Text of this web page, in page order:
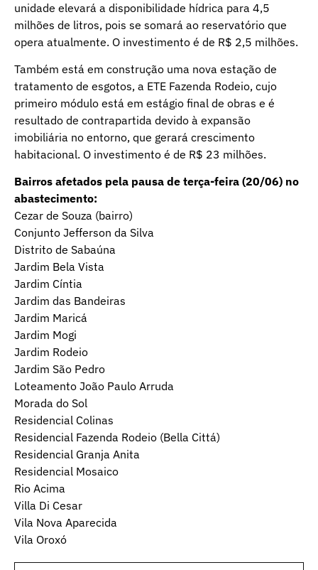
unidade elevará a disponibilidade hídrica para 4,5
milhões de litros, pois se somará ao reservatório que
opera atualmente. O investimento é de R$ 2,5 milhões.
Também está em construção uma nova estação de
tratamento de esgotos, a ETE Fazenda Rodeio, cujo
primeiro módulo está em estágio final de obras e é
resultado de contrapartida devido à expansão
imobiliária no entorno, que gerará crescimento
habitacional. O investimento é de R$ 23 milhões.
Bairros afetados pela pausa de terça-feira (20/06) no
abastecimento:
Cezar de Souza (bairro)
Conjunto Jefferson da Silva
Distrito de Sabaúna
Jardim Bela Vista
Jardim Cíntia
Jardim das Bandeiras
Jardim Maricá
Jardim Mogi
Jardim Rodeio
Jardim São Pedro
Loteamento João Paulo Arruda
Morada do Sol
Residencial Colinas
Residencial Fazenda Rodeio (Bella Cittá)
Residencial Granja Anita
Residencial Mosaico
Rio Acima
Villa Di Cesar
Vila Nova Aparecida
Vila Oroxó